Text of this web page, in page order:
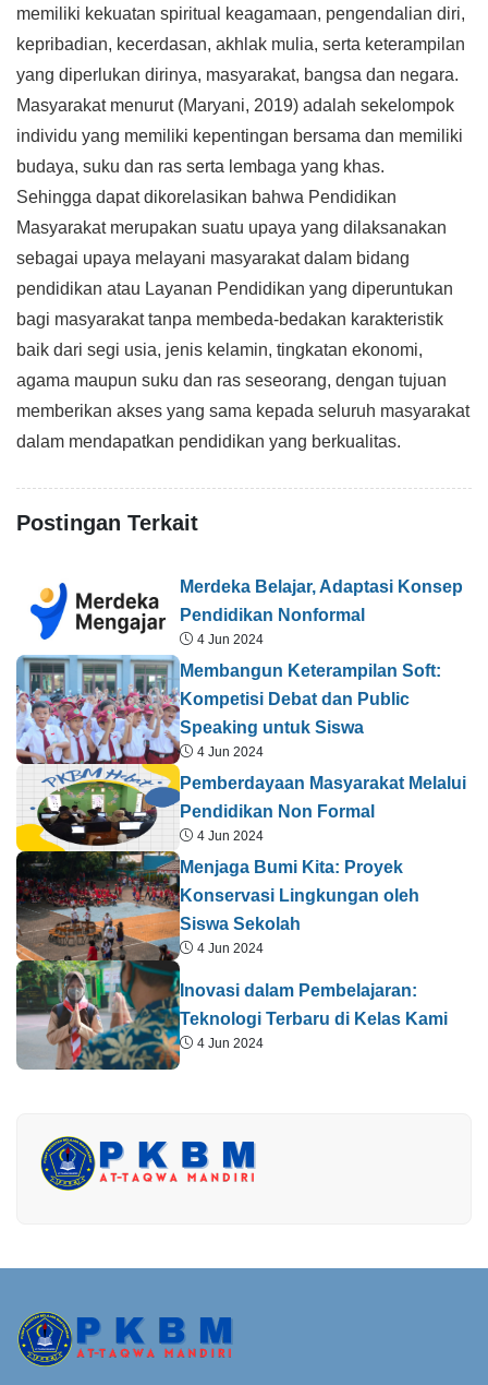
memiliki kekuatan spiritual keagamaan, pengendalian diri,
kepribadian, kecerdasan, akhlak mulia, serta keterampilan
yang diperlukan dirinya, masyarakat, bangsa dan negara.
Masyarakat menurut (Maryani, 2019) adalah sekelompok
individu yang memiliki kepentingan bersama dan memiliki
budaya, suku dan ras serta lembaga yang khas.
Sehingga dapat dikorelasikan bahwa Pendidikan
Masyarakat merupakan suatu upaya yang dilaksanakan
sebagai upaya melayani masyarakat dalam bidang
pendidikan atau Layanan Pendidikan yang diperuntukan
bagi masyarakat tanpa membeda-bedakan karakteristik
baik dari segi usia, jenis kelamin, tingkatan ekonomi,
agama maupun suku dan ras seseorang, dengan tujuan
memberikan akses yang sama kepada seluruh masyarakat
dalam mendapatkan pendidikan yang berkualitas.
Postingan Terkait
Merdeka Belajar, Adaptasi Konsep
Pendidikan Nonformal
4 Jun 2024
Membangun Keterampilan Soft:
Kompetisi Debat dan Public
Speaking untuk Siswa
4 Jun 2024
Pemberdayaan Masyarakat Melalui
Pendidikan Non Formal
4 Jun 2024
Menjaga Bumi Kita: Proyek
Konservasi Lingkungan oleh
Siswa Sekolah
4 Jun 2024
Inovasi dalam Pembelajaran:
Teknologi Terbaru di Kelas Kami
4 Jun 2024